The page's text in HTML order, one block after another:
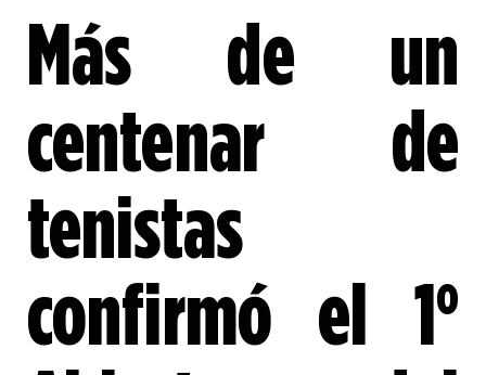
Más de un
centenar de
tenistas
confirmó el 1°